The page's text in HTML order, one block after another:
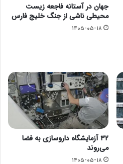
جهان در آستانه فاجعه زیست
محیطی ناشی از جنگ خلیج فارس
۱۴۰۵-۰۵-۱۸
۳۲ آزمایشگاه داروسازی به فضا
می‌روند
۱۴۰۵-۰۵-۱۸